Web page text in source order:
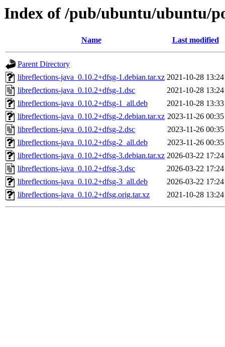
Index of /pub/ubuntu/ubuntu/
Name Last modified
Parent Directory
libreflections-java_0.10.2+dfsg-1.debian.tar.xz 2021-10-28 13:24
libreflections-java_0.10.2+dfsg-1.dsc
2021-10-28 13:24
libreflections-java_0.10.2+dfsg-1_all.deb
2021-10-28 13:33
libreflections-java_0.10.2+dfsg-2.debian.tar.xz 2023-11-26 00:35
libreflections-java_0.10.2+dfsg-2.dsc
2023-11-26 00:35
libreflections-java_0.10.2+dfsg-2_all.deb
2023-11-26 00:35
libreflections-java_0.10.2+dfsg-3.debian.tar.xz 2026-03-22 17:24
libreflections-java_0.10.2+dfsg-3.dsc
2026-03-22 17:24
libreflections-java_0.10.2+dfsg-3_all.deb
2026-03-22 17:24
libreflections-java_0.10.2+dfsg.orig.tar.xz
2021-10-28 13:24